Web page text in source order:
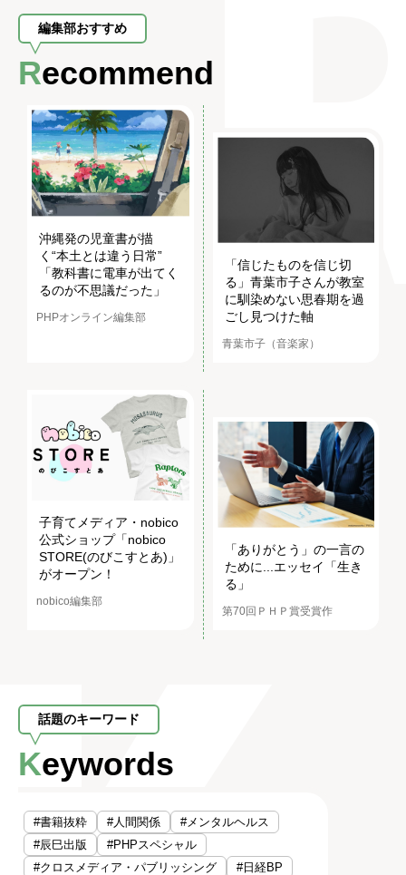
編集部おすすめ
Recommend
沖縄発の児童書が描
く“本土とは違う日常”
「教科書に電車が出てく
るのが不思議だった」
PHPオンライン編集部
「信じたものを信じ切
る」青葉市子さんが教室
に馴染めない思春期を過
ごし見つけた軸
青葉市子（音楽家）
子育てメディア・nobico
公式ショップ「nobico
STORE(のびこすとあ)」
がオープン！
nobico編集部
「ありがとう」の一言の
ために...エッセイ「生き
る」
第70回ＰＨＰ賞受賞作
話題のキーワード
Keywords
#書籍抜粋 #人間関係
#メンタルヘルス
#辰巳出版
#PHPスペシャル
#クロスメディア・パブリッシング
#日経BP